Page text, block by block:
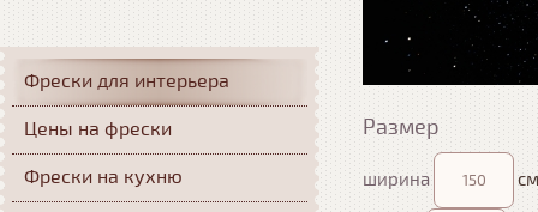
Размер
ширина
Фрески для интерьера
Цены на фрески
Фрески на кухню